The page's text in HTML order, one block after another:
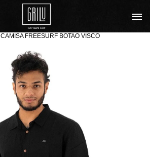
MEUS PEDIDOS
CAMISA FREESURF BOTAO VISCO